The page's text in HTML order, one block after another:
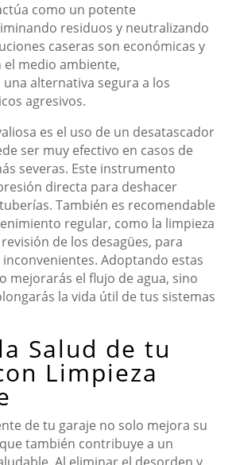
como un potente
residuos y neutralizando
caseras son económicas y
medio ambiente,
alternativa segura a los
agresivos.
es el uso de un desatascador
ser muy efectivo en casos de
severas. Este instrumento
directa para deshacer
También es recomendable
regular, como la limpieza
de los desagües, para
Adoptando estas
mejorarás el flujo de agua, sino
la vida útil de tus sistemas
Salud de tu
Limpieza
de tu garaje no solo mejora su
también contribuye a un